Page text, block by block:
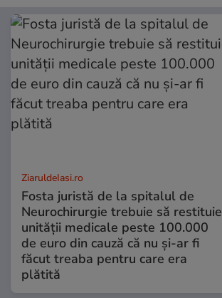
ZiaruldeIasi.ro
Fosta juristă de la spitalul de
Neurochirurgie trebuie să restituie
unității medicale peste 100.000
de euro din cauză că nu și-ar fi
făcut treaba pentru care era
plătită